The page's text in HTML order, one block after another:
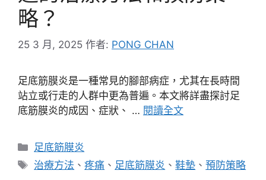
略？
25 3 月, 2025 作者: PONG CHAN
足底筋膜炎是一種常見的腳部病症，尤其在長時間
站立或行走的人群中更為普遍。本文將詳盡探討足
底筋膜炎的成因、症狀、 … 閱讀全文
分
類
足底筋膜炎
標
治療方法 、疼痛 、 足底筋膜炎 、鞋墊 、預防策略